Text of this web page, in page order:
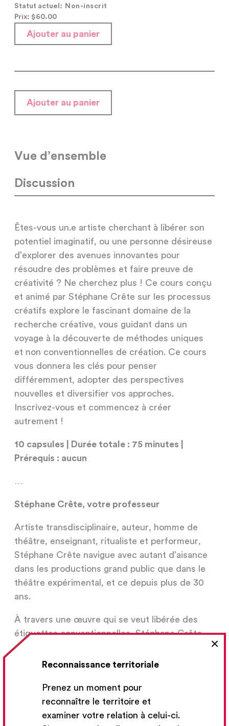
Reconnaissance territoriale
Prenez un moment pour
reconnaître le territoire et
examiner votre relation à celui-ci.
×
Statut actuel:
Non-inscrit
Prix: $60.00
Ajouter au panier
Ajouter au panier
Vue d’ensemble
Discussion
Êtes-vous un.e artiste cherchant à libérer son
potentiel imaginatif, ou une personne désireuse
d’explorer des avenues innovantes pour
résoudre des problèmes et faire preuve de
créativité ? Ne cherchez plus ! Ce cours conçu
et animé par Stéphane Crête sur les processus
créatifs explore le fascinant domaine de la
recherche créative, vous guidant dans un
voyage à la découverte de méthodes uniques
et non conventionnelles de création. Ce cours
vous donnera les clés pour penser
différemment, adopter des perspectives
nouvelles et diversifier vos approches.
Inscrivez-vous et commencez à créer
autrement !
10 capsules |
Durée totale : 75 minutes |
Prérequis : aucun
…
Stéphane Crête, votre professeur
Artiste transdisciplinaire, auteur, homme de
théâtre, enseignant, ritualiste et performeur,
Stéphane Crête navigue avec autant d’aisance
dans les productions grand public que dans le
théâtre expérimental, et ce depuis plus de 30
ans.
À travers une œuvre qui se veut libérée des
étiquettes conventionnelles, Stéphane Crête
s’est engagé à creuser un sillon qui explore les
grands thèmes qui lui sont chers : la
transe et les états altérés de conscience, la
danse entre le profane et le sacré. Cultivant
avec passion une attitude de laborantin face à